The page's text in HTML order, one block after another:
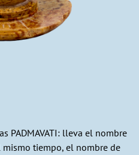
PADMAVATI: lleva el nombre
tiempo, el nombre de